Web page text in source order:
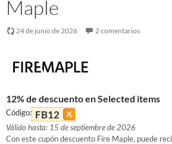
Maple
24 de junio de 2026 2 comentarios
12% de descuento en Selected items
Código: FB12
Válido hasta: 15 de septiembre de 2026
Con este cupón descuento Fire Maple, puede